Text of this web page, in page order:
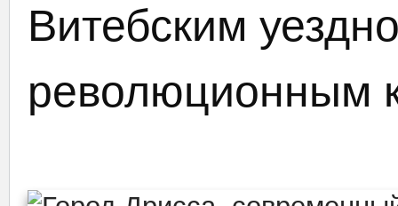
Витебским
революционным